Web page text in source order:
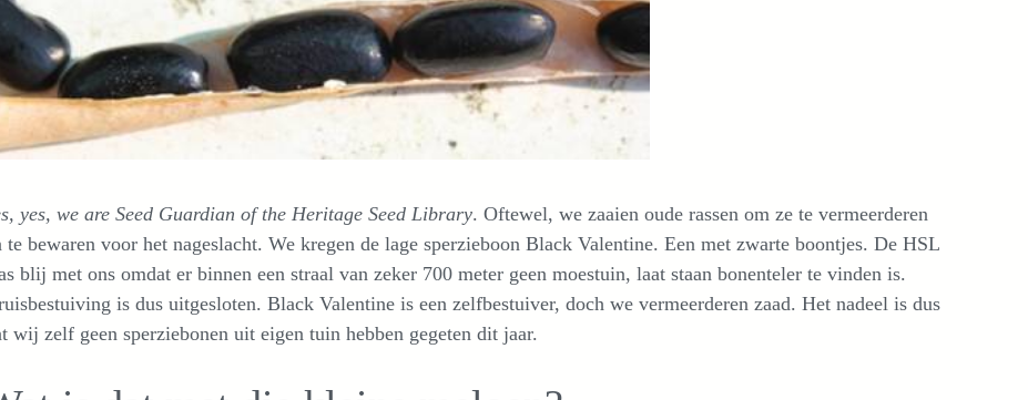
yes, we are Seed Guardian of the Heritage Seed Library. Oftewel, we zaaien oude rassen om ze te vermeerderen
te bewaren voor het nageslacht. We kregen de lage sperzieboon Black Valentine. Een met zwarte boontjes. De HSL
blij met ons omdat er binnen een straal van zeker 700 meter geen moestuin, laat staan bonenteler te vinden is.
is dus uitgesloten. Black Valentine is een zelfbestuiver, doch we vermeerderen zaad. Het nadeel is dus
wij zelf geen sperziebonen uit eigen tuin hebben gegeten dit jaar.